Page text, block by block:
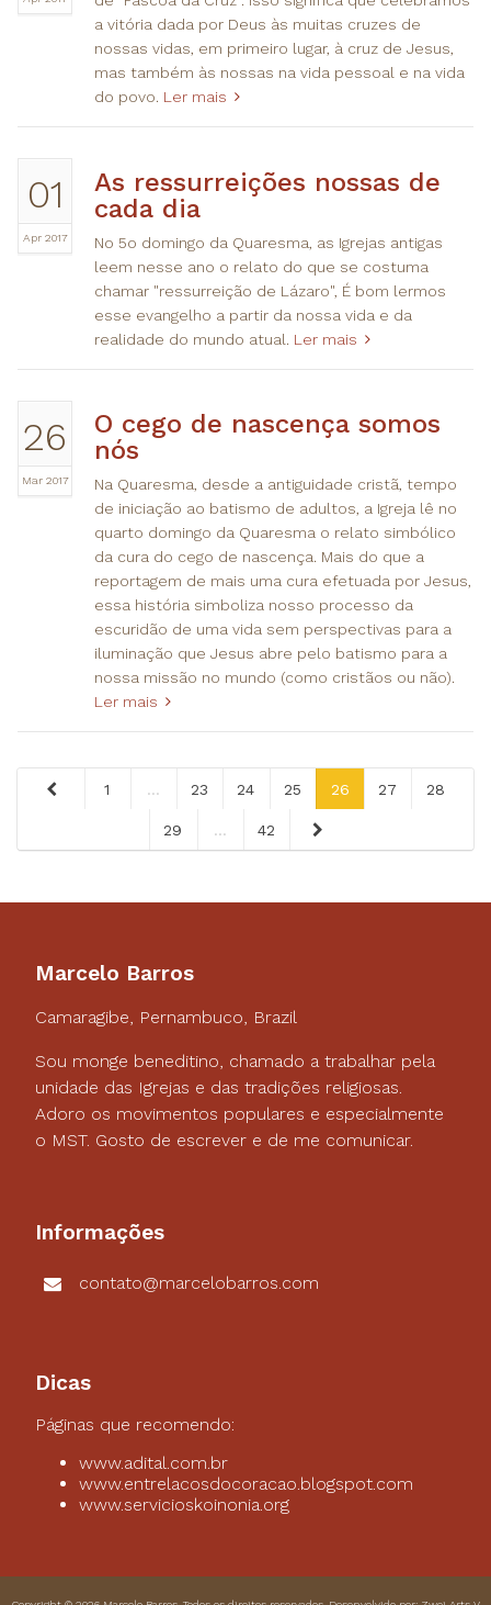
a vitória dada por Deus às muitas cruzes de
nossas vidas, em primeiro lugar, à cruz de Jesus,
mas também às nossas na vida pessoal e na vida
do povo. Ler mais
01
Apr 2017
As ressurreições nossas de
cada dia
No 5o domingo da Quaresma, as Igrejas antigas
leem nesse ano o relato do que se costuma
chamar "ressurreição de Lázaro", É bom lermos
esse evangelho a partir da nossa vida e da
realidade do mundo atual. Ler mais
26
Mar 2017
O cego de nascença somos
nós
Na Quaresma, desde a antiguidade cristã, tempo
de iniciação ao batismo de adultos, a Igreja lê no
quarto domingo da Quaresma o relato simbólico
da cura do cego de nascença. Mais do que a
reportagem de mais uma cura efetuada por Jesus,
essa história simboliza nosso processo da
escuridão de uma vida sem perspectivas para a
iluminação que Jesus abre pelo batismo para a
nossa missão no mundo (como cristãos ou não).
Ler mais
1 ... 23 24 25 26 27 28
29 ... 42
Marcelo Barros
Camaragibe, Pernambuco, Brazil
Sou monge beneditino, chamado a trabalhar pela
unidade das Igrejas e das tradições religiosas.
Adoro os movimentos populares e especialmente
o MST. Gosto de escrever e de me comunicar.
Informações
contato@marcelobarros.com
Dicas
Páginas que recomendo:
www.adital.com.br
www.entrelacosdocoracao.blogspot.com
www.servicioskoinonia.org